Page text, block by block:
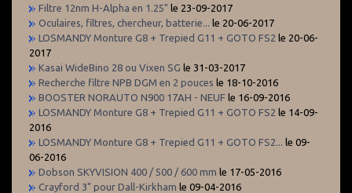
Filtre 12nm H-Alpha en 1.25" le 23-09-2017
Oculaires, filtres, chercheur, batterie...
le 20-06-2017
LOSMANDY Monture G8 + Trepied G11 + GOTO FS2 le 20-06-
2017
Kasai WideBino 28 ou Vixen SG le 31-03-2017
Recherche filtre NPB DGM en 2 pouces le 18-10-2016
BOOSTER NORAUTO N900 17AH - NEUF le 16-09-2016
LOSMANDY Monture G8 + Trepied G11 + GOTO FS2 le 14-09-
2016
LOSMANDY Monture G8 + Trepied G11 + GOTO FS2...
le 09-
06-2016
Dobson SKYVISION 400 / 500 / 600 mm le 17-05-2016
Crayford 3" pour Dall-Kirkham le 09-04-2016